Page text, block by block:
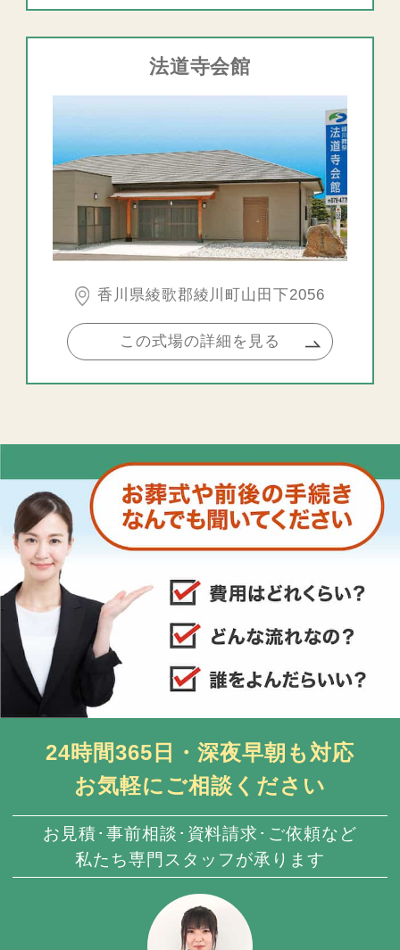
法道寺会館
香川県綾歌郡綾川町山田下2056
この式場の詳細を見る
24時間365日・深夜早朝も対応
お気軽にご相談ください
お見積･事前相談･資料請求･ご依頼など
私たち専門スタッフが承ります